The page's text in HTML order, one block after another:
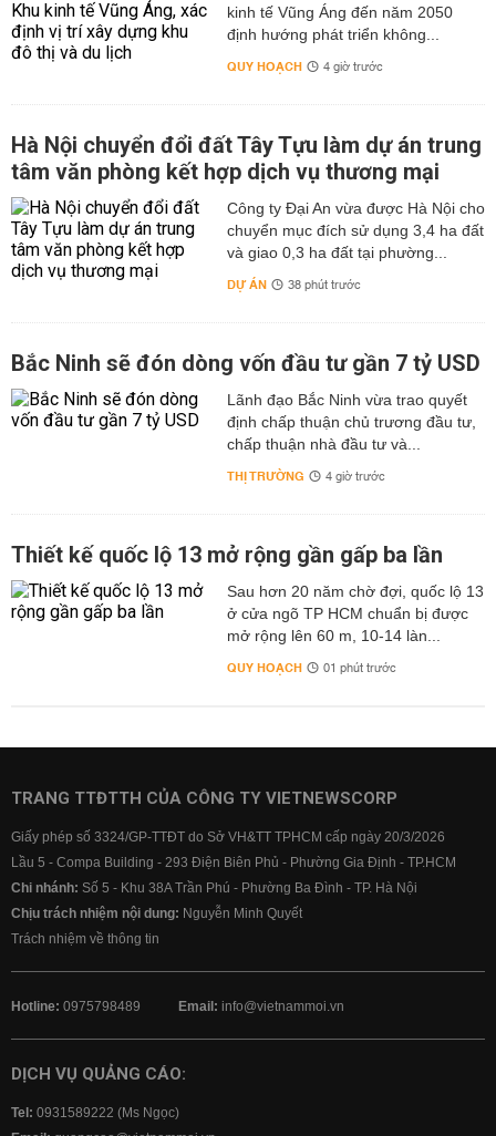
kinh tế Vũng Áng đến năm 2050
định hướng phát triển không...
QUY HOẠCH 4 giờ trước
Hà Nội chuyển đổi đất Tây Tựu làm dự án trung
tâm văn phòng kết hợp dịch vụ thương mại
Công ty Đại An vừa được Hà Nội cho
chuyển mục đích sử dụng 3,4 ha đất
và giao 0,3 ha đất tại phường...
DỰ ÁN 38 phút trước
Bắc Ninh sẽ đón dòng vốn đầu tư gần 7 tỷ USD
Lãnh đạo Bắc Ninh vừa trao quyết
định chấp thuận chủ trương đầu tư,
chấp thuận nhà đầu tư và...
THỊ TRƯỜNG 4 giờ trước
Thiết kế quốc lộ 13 mở rộng gần gấp ba lần
Sau hơn 20 năm chờ đợi, quốc lộ 13
ở cửa ngõ TP HCM chuẩn bị được
mở rộng lên 60 m, 10-14 làn...
QUY HOẠCH 01 phút trước
TRANG TTĐTTH CỦA CÔNG TY VIETNEWSCORP
Giấy phép số 3324/GP-TTĐT do Sở VH&TT TPHCM cấp ngày 20/3/2026
Lầu 5 - Compa Building - 293 Điện Biên Phủ - Phường Gia Định - TP.HCM
Chi nhánh: Số 5 - Khu 38A Trần Phú - Phường Ba Đình - TP. Hà Nội
Chịu trách nhiệm nội dung: Nguyễn Minh Quyết
Trách nhiệm về thông tin
Hotline: 0975798489 Email: info@vietnammoi.vn
DỊCH VỤ QUẢNG CÁO:
Tel: 0931589222 (Ms Ngọc)